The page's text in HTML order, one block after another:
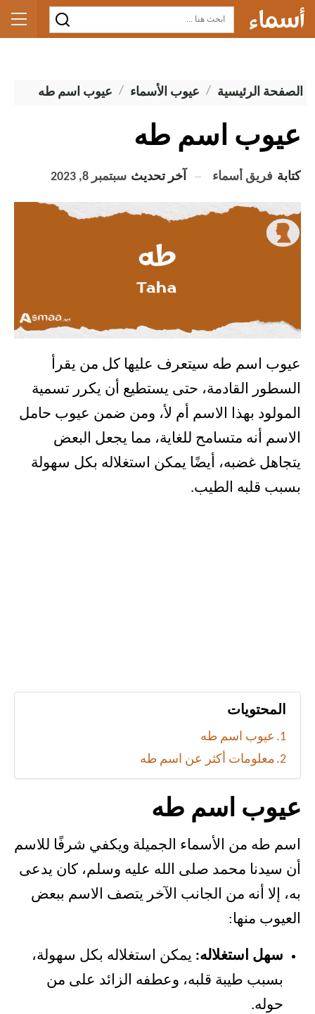
الصفحة الرئيسية عيوب الأسماء عيوب اسم طه
عيوب اسم طه
كتابة فريق أسماء آخر تحديث سبتمبر 8, 2023
عيوب اسم طه سيتعرف عليها كل من يقرأ
السطور القادمة، حتى يستطيع أن يكرر تسمية
المولود بهذا الاسم أم لأ، ومن ضمن عيوب حامل
الاسم أنه متسامح للغاية، مما يجعل البعض
يتجاهل غضبه، أيضًا يمكن استغلاله بكل سهولة
بسبب قلبه الطيب.
المحتويات
عيوب اسم طه
معلومات أكثر عن اسم طه
عيوب اسم طه
اسم طه من الأسماء الجميلة ويكفي شرفًا للاسم
أن سيدنا محمد صلى الله عليه وسلم، كان يدعى
به، إلا أنه من الجانب الآخر يتصف الاسم ببعض
العيوب منها:
سهل استغلاله: يمكن استغلاله بكل سهولة،
بسبب طيبة قلبه، وعطفه الزائد على من
حوله.